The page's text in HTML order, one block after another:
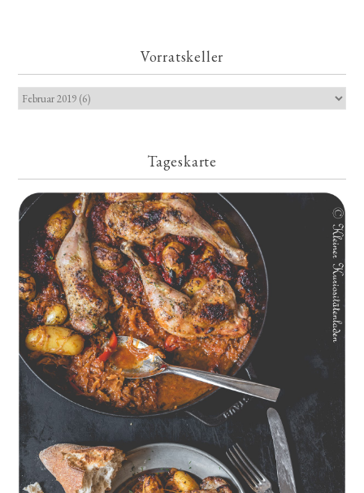
Vorratskeller
Tageskarte
Geschmorte Hähnchenschenkel auf Paprikakraut und kleinen
Kartoffeln